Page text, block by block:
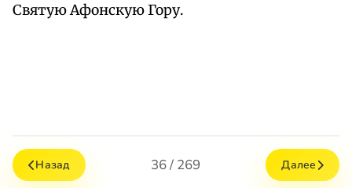
Святую Афонскую Гору.
Назад 36 / 269 Далее